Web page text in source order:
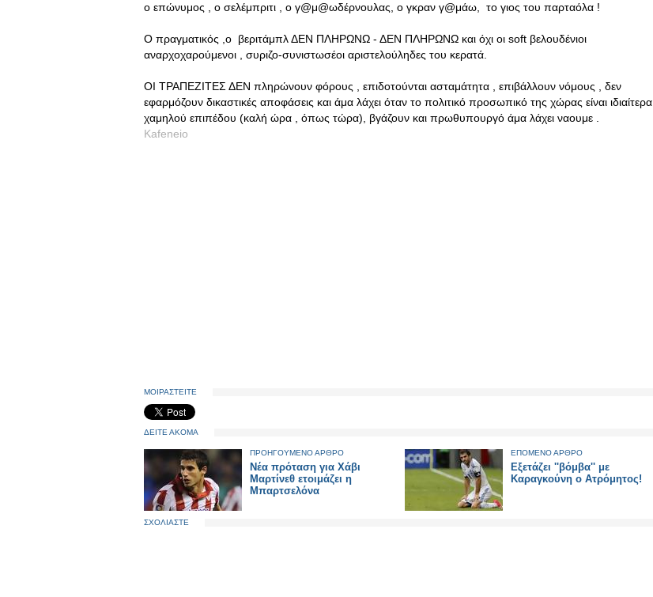
ο επώνυμος , ο σελέμπριτι , ο γ@μ@ωδέρνουλας, ο γκραν γ@μάω, το γιος του παρταόλα !
Ο πραγματικός ,ο βεριτάμπλ ΔΕΝ ΠΛΗΡΩΝΩ - ΔΕΝ ΠΛΗΡΩΝΩ και όχι οι soft βελουδένιοι
αναρχοχαρούμενοι , συριζο-συνιστωσέοι αριστελούληδες του κερατά.
ΟΙ ΤΡΑΠΕΖΙΤΕΣ ΔΕΝ πληρώνουν φόρους , επιδοτούνται ασταμάτητα , επιβάλλουν νόμους , δεν
εφαρμόζουν δικαστικές αποφάσεις και άμα λάχει όταν το πολιτικό προσωπικό της χώρας είναι ιδιαίτερα
χαμηλού επιπέδου (καλή ώρα , όπως τώρα), βγάζουν και πρωθυπουργό άμα λάχει ναουμε .
Kafeneio
ΜΟΙΡΑΣΤΕΙΤΕ
ΔΕΙΤΕ ΑΚΟΜΑ
ΠΡΟΗΓΟΥΜΕΝΟ ΑΡΘΡΟ
Νέα πρόταση για Χάβι
Μαρτίνεθ ετοιμάζει η
Μπαρτσελόνα
ΕΠΟΜΕΝΟ ΑΡΘΡΟ
Εξετάζει ''βόμβα'' με
Καραγκούνη ο Ατρόμητος!
ΣΧΟΛΙΑΣΤΕ